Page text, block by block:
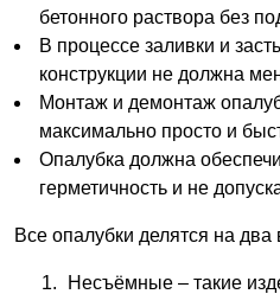
бетонного раствора без
В процессе заливки и
конструкции не должна
Монтаж и демонтаж
максимально просто и
Опалубка должна
герметичность и не
Все опалубки делятся на два
Несъёмные – такие